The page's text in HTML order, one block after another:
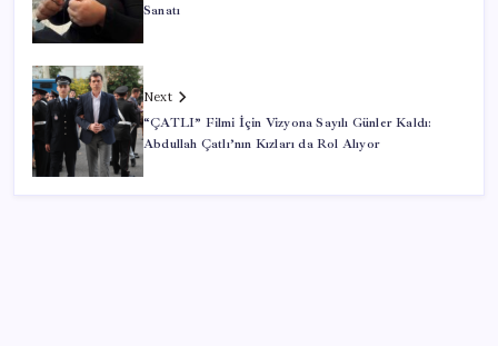
Sanatı
Next
“ÇATLI” Filmi İçin Vizyona Sayılı Günler Kaldı:
Abdullah Çatlı’nın Kızları da Rol Alıyor